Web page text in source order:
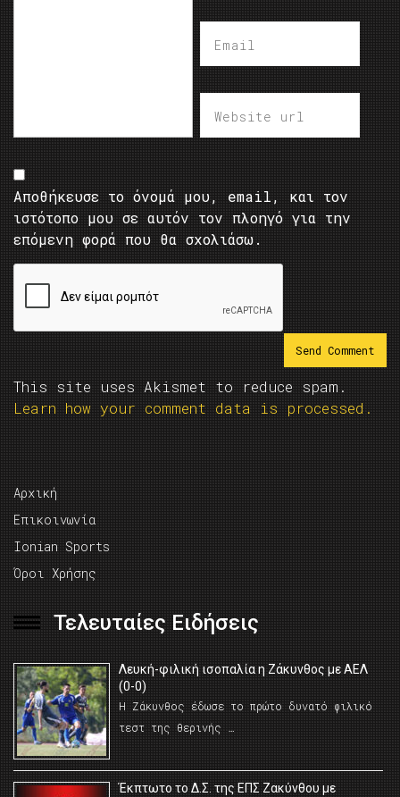
Αποθήκευσε το όνομά μου, email, και τον
ιστότοπο μου σε αυτόν τον πλοηγό για την
επόμενη φορά που θα σχολιάσω.
This site uses Akismet to reduce spam.
Learn how your comment data is processed.
Αρχική
Επικοινωνία
Ionian Sports
Όροι Χρήσης
Τελευταίες Ειδήσεις
Λευκή-φιλική ισοπαλία η Ζάκυνθος με ΑΕΛ
(0-0)
Η Ζάκυνθος έδωσε το πρώτο δυνατό φιλικό
τεστ της θερινής …
Έκπτωτο το Δ.Σ. της ΕΠΣ Ζακύνθου με